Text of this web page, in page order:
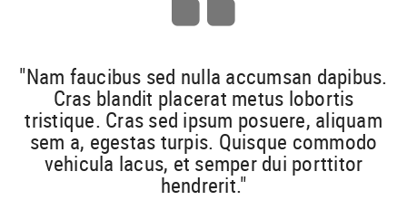
"Nam faucibus sed nulla accumsan dapibus.
Cras blandit placerat metus lobortis
tristique. Cras sed ipsum posuere, aliquam
sem a, egestas turpis. Quisque commodo
vehicula lacus, et semper dui porttitor
hendrerit."